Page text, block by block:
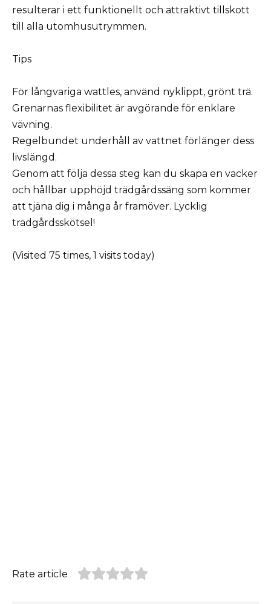
resulterar i ett funktionellt och attraktivt tillskott
till alla utomhusutrymmen.
Tips
För långvariga wattles, använd nyklippt, grönt trä.
Grenarnas flexibilitet är avgörande för enklare
vävning.
Regelbundet underhåll av vattnet förlänger dess
livslängd.
Genom att följa dessa steg kan du skapa en vacker
och hållbar upphöjd trädgårdssäng som kommer
att tjäna dig i många år framöver. Lycklig
trädgårdsskötsel!
(Visited 75 times, 1 visits today)
Rate article